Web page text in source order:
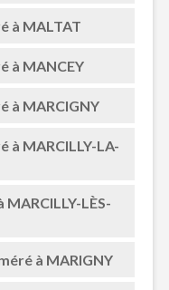
à MALTAT
à MANCEY
à MARCIGNY
à MARCILLY-LA-
LÈS-
à MARIGNY